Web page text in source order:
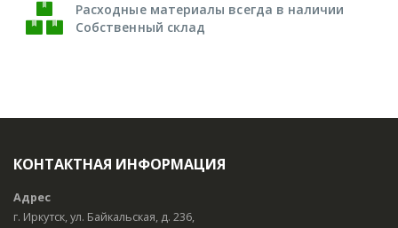
Расходные материалы всегда в наличии
Собственный склад
КОНТАКТНАЯ ИНФОРМАЦИЯ
Адрес
г. Иркутск, ул. Байкальская, д. 236,